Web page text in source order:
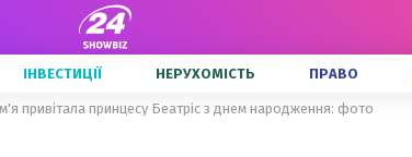
ІНВЕСТИЦІЇ НЕРУХОМІСТЬ ПРАВО
привітала принцесу Беатріс з днем народження: фото